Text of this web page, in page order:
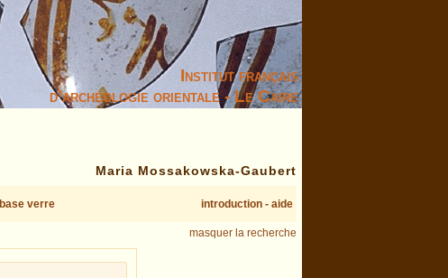
Institut français
d’archéologie orientale - Le Caire
Maria Mossakowska-Gaubert
base verre introduction - aide
masquer la recherche